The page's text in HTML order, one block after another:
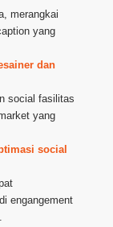
merangkai
yang
dan
social fasilitas
yang
social
engangement